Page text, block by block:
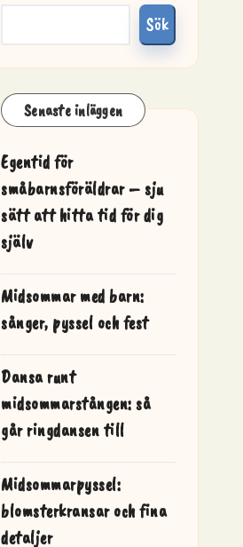
Sök
Senaste inläggen
Egentid för
småbarnsföräldrar – sju
sätt att hitta tid för dig
själv
Midsommar med barn:
sånger, pyssel och fest
Dansa runt
midsommarstången: så
går ringdansen till
Midsommarpyssel:
blomsterkransar och fina
detaljer